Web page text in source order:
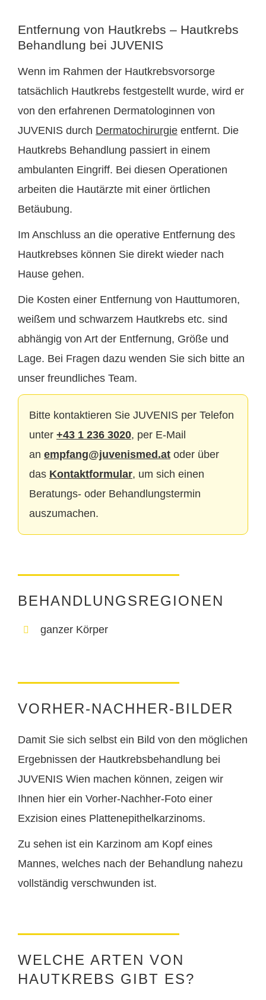
Entfernung von Hautkrebs – Hautkrebs
Behandlung bei JUVENIS
Wenn im Rahmen der Hautkrebsvorsorge
tatsächlich Hautkrebs festgestellt wurde, wird er
von den erfahrenen Dermatologinnen von
JUVENIS durch Dermatochirurgie entfernt. Die
Hautkrebs Behandlung passiert in einem
ambulanten Eingriff. Bei diesen Operationen
arbeiten die Hautärzte mit einer örtlichen
Betäubung.
Im Anschluss an die operative Entfernung des
Hautkrebses können Sie direkt wieder nach
Hause gehen.
Die Kosten einer Entfernung von Hauttumoren,
weißem und schwarzem Hautkrebs etc. sind
abhängig von Art der Entfernung, Größe und
Lage. Bei Fragen dazu wenden Sie sich bitte an
unser freundliches Team.
Bitte kontaktieren Sie JUVENIS per Telefon
unter +43 1 236 3020, per E-Mail
an empfang@juvenismed.at oder über
das Kontaktformular, um sich einen
Beratungs- oder Behandlungstermin
auszumachen.
BEHANDLUNGSREGIONEN
ganzer Körper
VORHER-NACHHER-BILDER
Damit Sie sich selbst ein Bild von den möglichen
Ergebnissen der Hautkrebsbehandlung bei
JUVENIS Wien machen können, zeigen wir
Ihnen hier ein Vorher-Nachher-Foto einer
Exzision eines Plattenepithelkarzinoms.
Zu sehen ist ein Karzinom am Kopf eines
Mannes, welches nach der Behandlung nahezu
vollständig verschwunden ist.
WELCHE ARTEN VON
HAUTKREBS GIBT ES?